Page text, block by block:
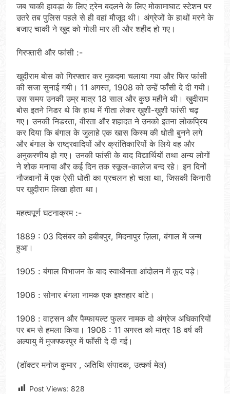
जब चाकी हावड़ा के लिए ट्रेन बदलने के लिए मोकामाघाट स्टेशन पर
उतरे तब पुलिस पहले से ही वहां मौजूद थी। अंग्रेजों के हाथों मरने के
बजाए चाकी ने खुद को गोली मार ली और शहीद हो गए।
गिरफ्तारी और फांसी :-
खुदीराम बोस को गिरफ्तार कर मुकदमा चलाया गया और फिर फांसी
की सजा सुनाई गयी। 11 अगस्त, 1908 को उन्हें फाँसी दे दी गयी।
उस समय उनकी उम्र मात्र 18 साल और कुछ महीने थी। खुदीराम
बोस इतने निडर थे कि हाथ में गीता लेकर ख़ुशी-ख़ुशी फांसी चढ़
गए। उनकी निडरता, वीरता और शहादत ने उनको इतना लोकप्रिय
कर दिया कि बंगाल के जुलाहे एक खास किस्म की धोती बुनने लगे
और बंगाल के राष्ट्रवादियों और क्रांतिकारियों के लिये वह और
अनुकरणीय हो गए। उनकी फांसी के बाद विद्यार्थियों तथा अन्य लोगों
ने शोक मनाया और कई दिन तक स्कूल-कालेज बन्द रहे। इन दिनों
नौजवानों में एक ऐसी धोती का प्रचलन हो चला था, जिसकी किनारी
पर खुदीराम लिखा होता था।
महत्वपूर्ण घटनाक्रम :-
1889 : 03 दिसंबर को हबीबपुर, मिदनापुर ज़िला, बंगाल में जन्म
हुआ।
1905 : बंगाल विभाजन के बाद स्वाधीनता आंदोलन में कूद पड़े।
1906 : सोनार बंगला नामक एक इश्तहार बांटे।
1908 : वाट्सन और पैम्फायल्ट फुलर नामक दो अंग्रेज अधिकारियों
पर बम से हमला किया। 1908 : 11 अगस्त को मात्र 18 वर्ष की
अल्पायु में मुजफ्फरपुर में फाँसी दे दी गई।
(डॉक्टर मनोज कुमार , अतिथि संपादक, उत्कर्ष मेल)
Post Views: 828